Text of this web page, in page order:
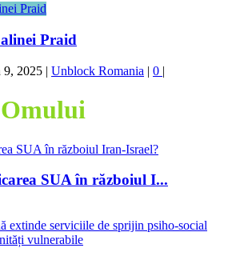
Praid
9, 2025 | Unblock Romania | 0 |
SUA în războiul I...